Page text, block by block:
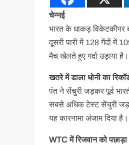
चेन्नई
भारत के धाकड़ विकेटकीपर
दूसरी पारी में 128 गेंदों में
मैच खेलते हुए गर्दा उड़ाया
खतरे में डाला धोनी का
पंत ने सेंचुरी जड़कर पूर्व
सबसे अधिक टेस्ट सेंचुरी
यह कारनामा अंजाम दिया
WTC में रिजवान को पछाड़ा